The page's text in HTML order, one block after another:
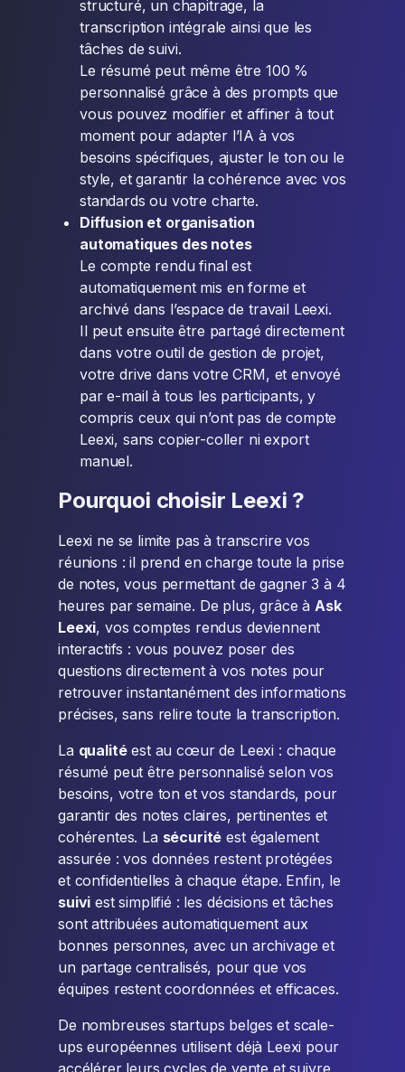
structuré, un chapitrage, la
transcription intégrale ainsi que les
tâches de suivi.
Le résumé peut même être 100 %
personnalisé grâce à des prompts que
vous pouvez modifier et affiner à tout
moment pour adapter l’IA à vos
besoins spécifiques, ajuster le ton ou le
style, et garantir la cohérence avec vos
standards ou votre charte.
Diffusion et organisation
automatiques des notes
Le compte rendu final est
automatiquement mis en forme et
archivé dans l’espace de travail Leexi.
Il peut ensuite être partagé directement
dans votre outil de gestion de projet,
votre drive dans votre CRM, et envoyé
par e-mail à tous les participants, y
compris ceux qui n’ont pas de compte
Leexi, sans copier-coller ni export
manuel.
Pourquoi choisir Leexi ?
Leexi ne se limite pas à transcrire vos
réunions : il prend en charge toute la prise
de notes, vous permettant de gagner 3 à 4
heures par semaine. De plus, grâce àAsk
Leexi, vos comptes rendus deviennent
interactifs : vous pouvez poser des
questions directement à vos notes pour
retrouver instantanément des informations
précises, sans relire toute la transcription.
La qualitéest au cœur de Leexi : chaque
résumé peut être personnalisé selon vos
besoins, votre ton et vos standards, pour
garantir des notes claires, pertinentes et
cohérentes. La sécurité est également
assurée : vos données restent protégées
et confidentielles à chaque étape. Enfin, le
suivi est simplifié : les décisions et tâches
sont attribuées automatiquement aux
bonnes personnes, avec un archivage et
un partage centralisés, pour que vos
équipes restent coordonnées et efficaces.
De nombreuses startups belges et scale-
ups européennes utilisent déjà Leexi pour
accélérer leurs cycles de vente et suivre